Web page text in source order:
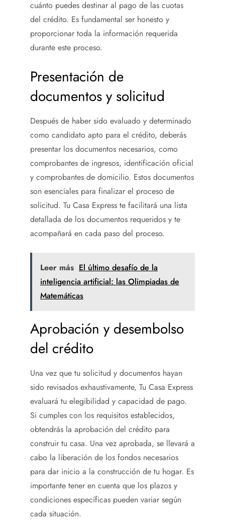
cuánto puedes destinar al pago de las cuotas
del crédito. Es fundamental ser honesto y
proporcionar toda la información requerida
durante este proceso.
Presentación de
documentos y solicitud
Después de haber sido evaluado y determinado
como candidato apto para el crédito, deberás
presentar los documentos necesarios, como
comprobantes de ingresos, identificación oficial
y comprobantes de domicilio. Estos documentos
son esenciales para finalizar el proceso de
solicitud. Tu Casa Express te facilitará una lista
detallada de los documentos requeridos y te
acompañará en cada paso del proceso.
Leer más El último desafío de la
inteligencia artificial: las Olimpiadas de
Matemáticas
Aprobación y desembolso
del crédito
Una vez que tu solicitud y documentos hayan
sido revisados exhaustivamente, Tu Casa Express
evaluará tu elegibilidad y capacidad de pago.
Si cumples con los requisitos establecidos,
obtendrás la aprobación del crédito para
construir tu casa. Una vez aprobada, se llevará a
cabo la liberación de los fondos necesarios
para dar inicio a la construcción de tu hogar. Es
importante tener en cuenta que los plazos y
condiciones específicas pueden variar según
cada situación.